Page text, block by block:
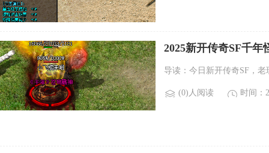
2025新开传奇SF千
导读：今日新开传奇SF，
(0)人阅读 时间：